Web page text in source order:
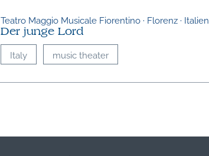
Teatro Maggio Musicale Fiorentino · Florenz · Italien
Der junge Lord
Italy music theater